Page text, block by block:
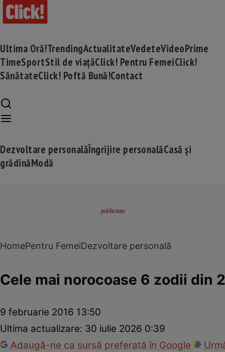
Ultima Oră!TrendingActualitateVedeteVideoPrime
TimeSportStil de viațăClick! Pentru FemeiClick!
SănătateClick! Poftă Bună!Contact
Dezvoltare personalăÎngrijire personalăCasă și
grădinăModă
HomePentru FemeiDezvoltare personală
Cele mai norocoase 6 zodii din
9 februarie 2016 13:50
Ultima actualizare: 30 iulie 2026 0:39
Adaugă-ne ca sursă preferată în Google